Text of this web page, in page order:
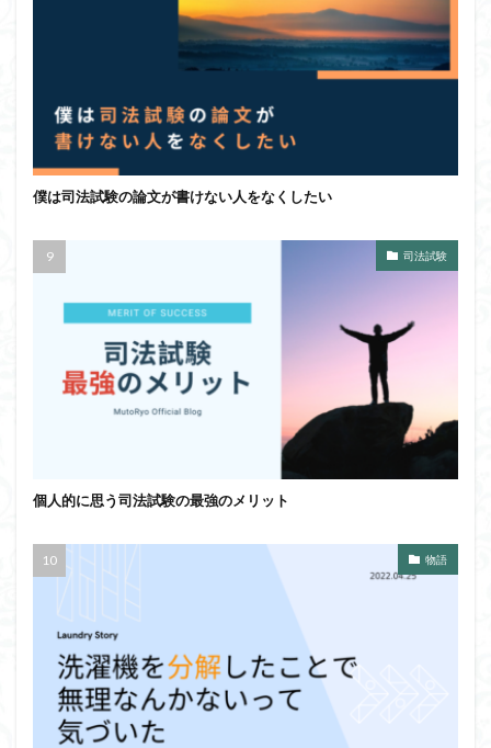
僕は司法試験の論文が書けない人をなくしたい
司法試験
個人的に思う司法試験の最強のメリット
物語